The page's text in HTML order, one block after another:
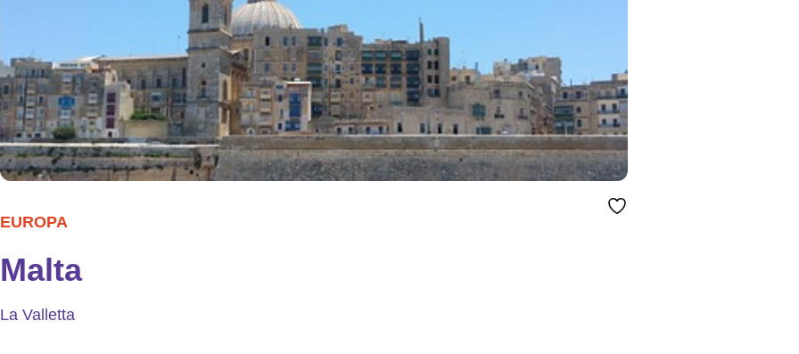
EUROPA
Malta
La Valletta